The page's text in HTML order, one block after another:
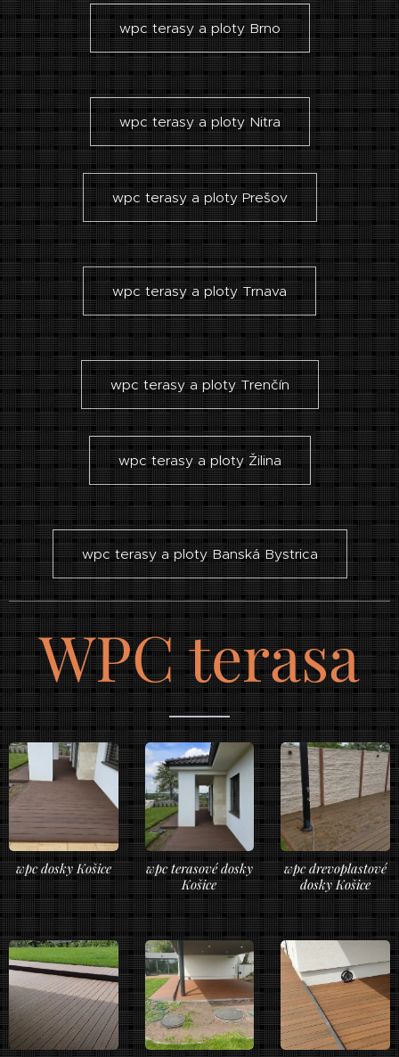
wpc terasy a ploty Brno
wpc terasy a ploty Nitra
wpc terasy a ploty Prešov
wpc terasy a ploty Trnava
wpc terasy a ploty Trenčín
wpc terasy a ploty Žilina
wpc terasy a ploty Banská Bystrica
WPC terasa
wpc dosky Košice
wpc terasové dosky
Košice
wpc drevoplastové
dosky Košice